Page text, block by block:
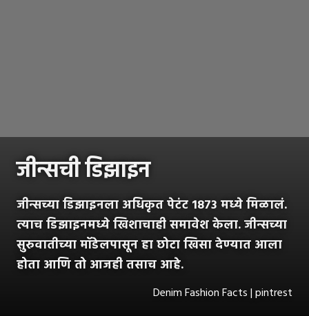
जीन्सची डिझाइन
जीन्सच्या डिझाइनला अधिकृत पेटंट 1873 मध्ये मिळालं.
त्याच डिझाइनमध्ये खिशाचाही समावेश केला. जीन्सच्या
सुरुवातीच्या मॉडेलपासून हा छोटा खिसा देण्यात आला
होता आणि तो आजही तसाच आहे.
Denim Fashion Facts | pintrest